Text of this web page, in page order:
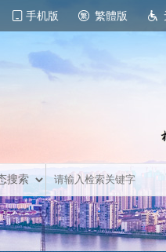
手机版 繁體版